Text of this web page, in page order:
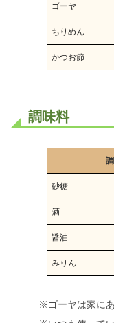
ゴーヤ
ちりめん
かつお節
調味料
砂糖
酒
醤油
みりん
※ゴーヤは家にあ